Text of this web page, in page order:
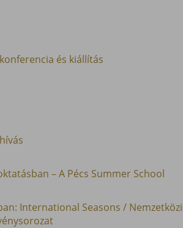
és kiállítás
– A Pécs Summer School
International Seasons / Nemzetközi